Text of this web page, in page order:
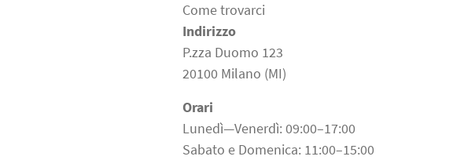
Come trovarci
Indirizzo
P.zza Duomo 123
20100 Milano (MI)
Orari
Lunedì—Venerdì: 09:00–17:00
Sabato e Domenica: 11:00–15:00